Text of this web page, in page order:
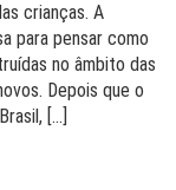
crianças. A
para pensar como
no âmbito das
Depois que o
[…]